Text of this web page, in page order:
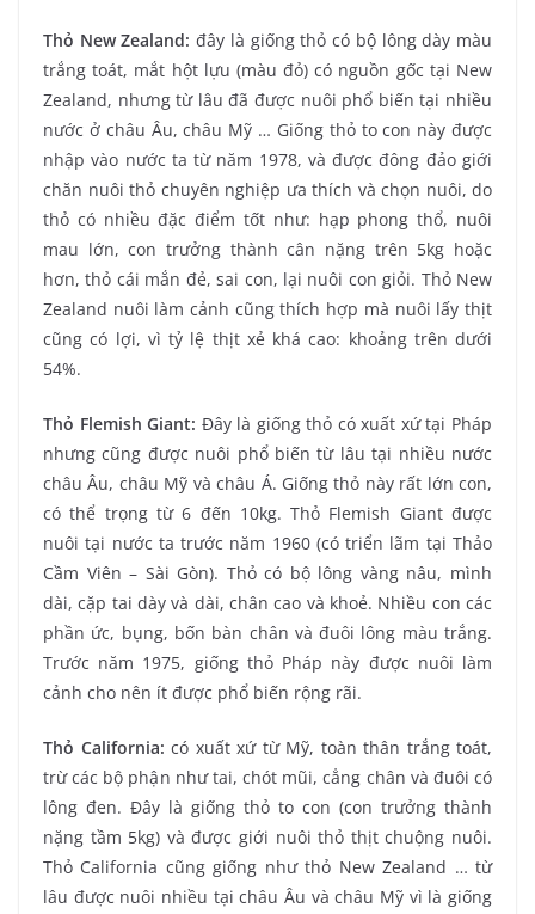
Thỏ New Zealand: đây là giống thỏ có bộ lông dày màu
trắng toát, mắt hột lựu (màu đỏ) có nguồn gốc tại New
Zealand, nhưng từ lâu đã được nuôi phổ biến tại nhiều
nước ở châu Âu, châu Mỹ … Giống thỏ to con này được
nhập vào nước ta từ năm 1978, và được đông đảo giới
chăn nuôi thỏ chuyên nghiệp ưa thích và chọn nuôi, do
thỏ có nhiều đặc điểm tốt như: hạp phong thổ, nuôi
mau lớn, con trưởng thành cân nặng trên 5kg hoặc
hơn, thỏ cái mắn đẻ, sai con, lại nuôi con giỏi. Thỏ New
Zealand nuôi làm cảnh cũng thích hợp mà nuôi lấy thịt
cũng có lợi, vì tỷ lệ thịt xẻ khá cao: khoảng trên dưới
54%.
Thỏ Flemish Giant: Đây là giống thỏ có xuất xứ tại Pháp
nhưng cũng được nuôi phổ biến từ lâu tại nhiều nước
châu Âu, châu Mỹ và châu Á. Giống thỏ này rất lớn con,
có thể trọng từ 6 đến 10kg. Thỏ Flemish Giant được
nuôi tại nước ta trước năm 1960 (có triển lãm tại Thảo
Cầm Viên – Sài Gòn). Thỏ có bộ lông vàng nâu, mình
dài, cặp tai dày và dài, chân cao và khoẻ. Nhiều con các
phần ức, bụng, bốn bàn chân và đuôi lông màu trắng.
Trước năm 1975, giống thỏ Pháp này được nuôi làm
cảnh cho nên ít được phổ biến rộng rãi.
Thỏ California: có xuất xứ từ Mỹ, toàn thân trắng toát,
trừ các bộ phận như tai, chót mũi, cẳng chân và đuôi có
lông đen. Đây là giống thỏ to con (con trưởng thành
nặng tầm 5kg) và được giới nuôi thỏ thịt chuộng nuôi.
Thỏ California cũng giống như thỏ New Zealand … từ
lâu được nuôi nhiều tại châu Âu và châu Mỹ vì là giống